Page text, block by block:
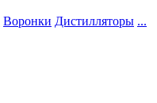
Воронки Дистилляторы ...